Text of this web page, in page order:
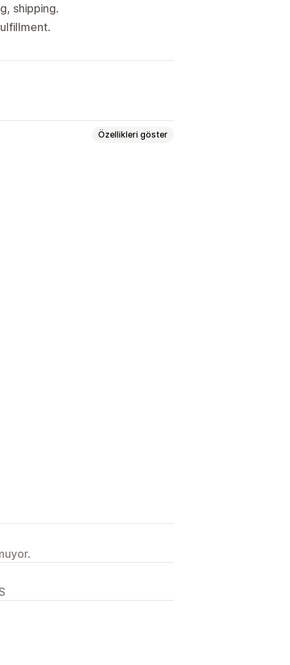
shipping.
Özellikleri göster